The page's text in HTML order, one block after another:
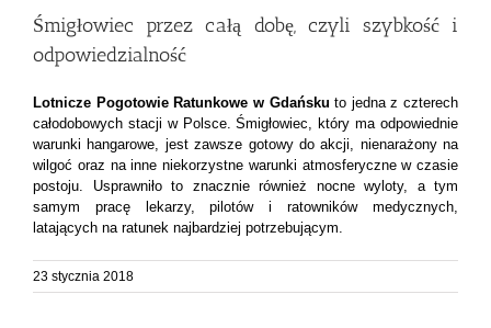
Śmigłowiec przez całą dobę, czyli szybkość i
odpowiedzialność
Lotnicze Pogotowie Ratunkowe w Gdańsku to jedna z czterech
całodobowych stacji w Polsce. Śmigłowiec, który ma odpowiednie
warunki hangarowe, jest zawsze gotowy do akcji, nienarażony na
wilgoć oraz na inne niekorzystne warunki atmosferyczne w czasie
postoju. Usprawniło to znacznie również nocne wyloty, a tym
samym pracę lekarzy, pilotów i ratowników medycznych,
latających na ratunek najbardziej potrzebującym.
23 stycznia 2018